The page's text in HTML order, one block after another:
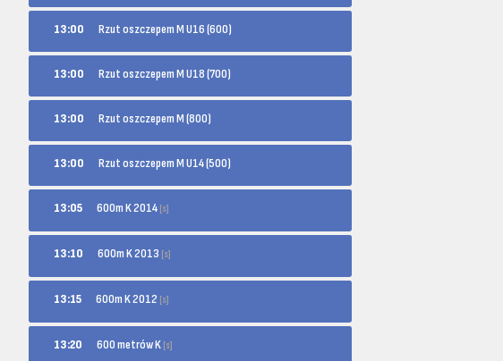
13:00 Rzut oszczepem M U16 (600)
13:00 Rzut oszczepem M U18 (700)
13:00 Rzut oszczepem M (800)
13:00 Rzut oszczepem M U14 (500)
13:05 600m K 2014 [s]
13:10 600m K 2013 [s]
13:15 600m K 2012 [s]
13:20 600 metrów K [s]